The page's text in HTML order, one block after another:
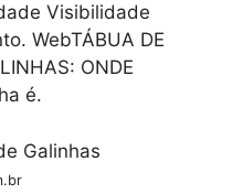
Visibilidade
WebTÁBUA DE
ONDE
é.